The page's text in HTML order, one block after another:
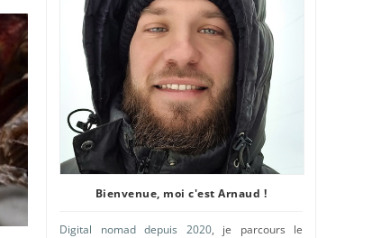
Bienvenue, moi c'est Arnaud !
Digital nomad depuis 2020, je parcours le